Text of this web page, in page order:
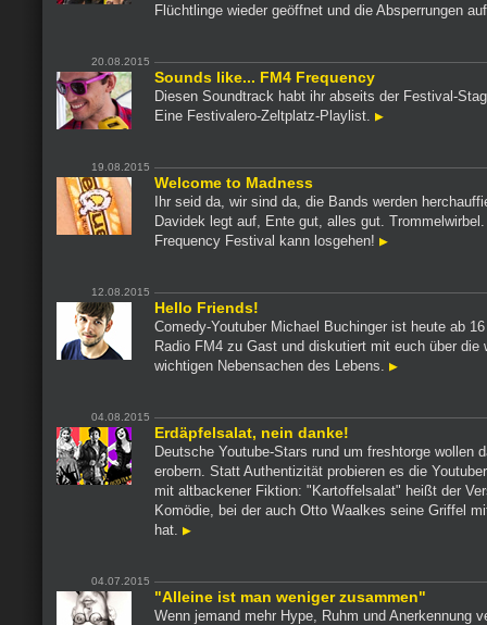
Flüchtlinge wieder geöffnet und die Absperrungen
20.08.2015
Sounds like... FM4 Frequency
Diesen Soundtrack habt ihr abseits der Festival-
Eine Festivalero-Zeltplatz-Playlist.
19.08.2015
Welcome to Madness
Ihr seid da, wir sind da, die Bands werden
Davidek legt auf, Ente gut, alles gut.
Frequency Festival kann losgehen!
12.08.2015
Hello Friends!
Comedy-Youtuber Michael Buchinger ist heute ab
Radio FM4 zu Gast und diskutiert mit euch über die
wichtigen Nebensachen des Lebens.
04.08.2015
Erdäpfelsalat, nein danke!
Deutsche Youtube-Stars rund um freshtorge wollen
erobern. Statt Authentizität probieren es die
mit altbackener Fiktion: "Kartoffelsalat" heißt der
Komödie, bei der auch Otto Waalkes seine Griffel
hat.
04.07.2015
"Alleine ist man weniger zusammen"
Wenn jemand mehr Hype, Ruhm und Anerkennung